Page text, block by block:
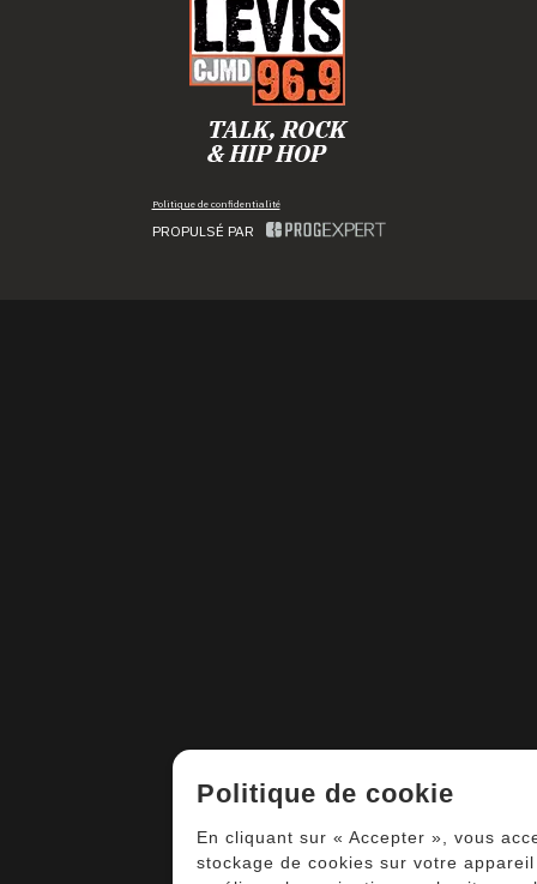
Politique de confidentialité
PROPULSÉ PAR
Politique de cookie
En cliquant sur « Accepter », vous
stockage de cookies sur votre